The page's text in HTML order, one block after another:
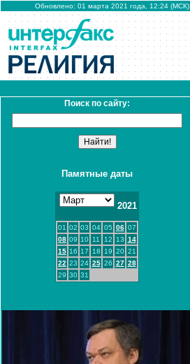
Обновлено: 01 марта 2021 года, 12:24 (МСК)
Поиск по сайту:
Памятные даты
2021
01 02 03 04 05 06 07
08 09 10 11 12 13 14
15 16 17 18 19 20 21
22 23 24 25 26 27 28
29 30 31